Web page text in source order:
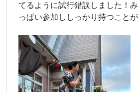
てるように試行錯誤しました！
っぱい参加ししっかり持つこと